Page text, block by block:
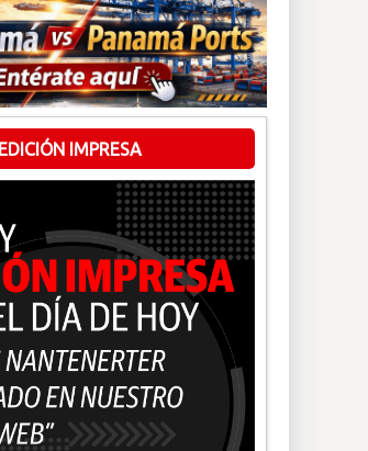
EDICIÓN IMPRESA